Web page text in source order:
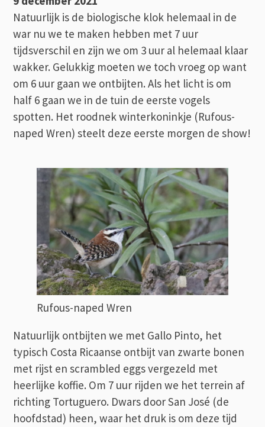
Natuurlijk is de biologische klok helemaal in de
war nu we te maken hebben met 7 uur
tijdsverschil en zijn we om 3 uur al helemaal klaar
wakker. Gelukkig moeten we toch vroeg op want
om 6 uur gaan we ontbijten. Als het licht is om
half 6 gaan we in de tuin de eerste vogels
spotten. Het roodnek winterkoninkje (Rufous-
naped Wren) steelt deze eerste morgen de show!
Rufous-naped Wren
Natuurlijk ontbijten we met Gallo Pinto, het
typisch Costa Ricaanse ontbijt van zwarte bonen
met rijst en scrambled eggs vergezeld met
heerlijke koffie. Om 7 uur rijden we het terrein af
richting Tortuguero. Dwars door San José (de
hoofdstad) heen, waar het druk is om deze tijd